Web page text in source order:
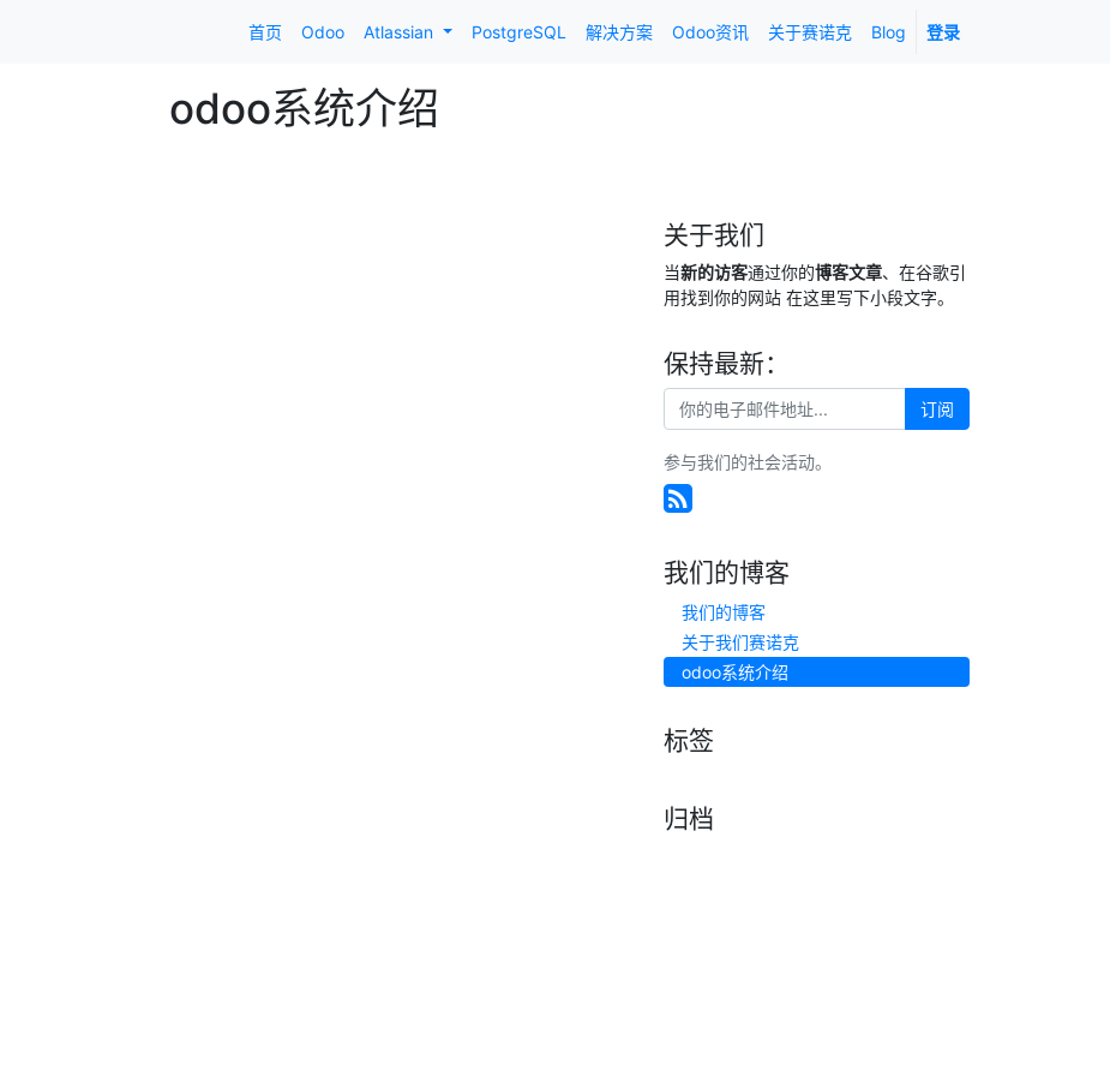
首页 Odoo Atlassian PostgreSQL 解决方案 Odoo资讯 关于赛诺克 Blog 登录
odoo系统介绍
关于我们
当新的访客通过你的博客文章、在谷歌引
用找到你的网站 在这里写下小段文字。
保持最新：
订阅
参与我们的社会活动。
我们的博客
我们的博客
关于我们赛诺克
odoo系统介绍
标签
归档